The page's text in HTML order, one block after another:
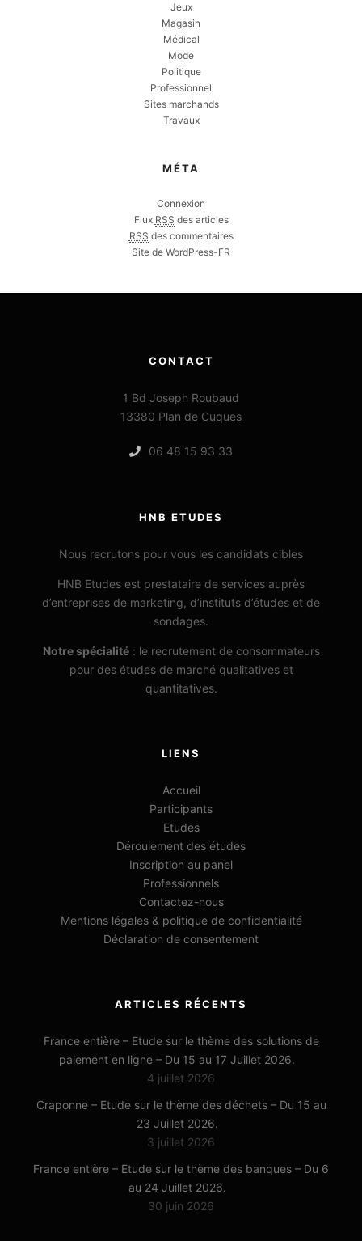
Jeux
Magasin
Médical
Mode
Politique
Professionnel
Sites marchands
Travaux
MÉTA
Connexion
Flux RSS des articles
RSS des commentaires
Site de WordPress-FR
CONTACT
1 Bd Joseph Roubaud
13380 Plan de Cuques
06 48 15 93 33
HNB ETUDES
Nous recrutons pour vous les candidats cibles
HNB Etudes est prestataire de services auprès
d’entreprises de marketing, d’instituts d’études et de
sondages.
Notre spécialité: le recrutement de consommateurs
pour des études de marché qualitatives et
quantitatives.
LIENS
Accueil
Participants
Etudes
Déroulement des études
Inscription au panel
Professionnels
Contactez-nous
Mentions légales & politique de confidentialité
Déclaration de consentement
ARTICLES RÉCENTS
France entière – Etude sur le thème des solutions de
paiement en ligne – Du 15 au 17 Juillet 2026.
4 juillet 2026
Craponne – Etude sur le thème des déchets – Du 15 au
23 Juillet 2026.
3 juillet 2026
France entière – Etude sur le thème des banques – Du 6
au 24 Juillet 2026.
30 juin 2026